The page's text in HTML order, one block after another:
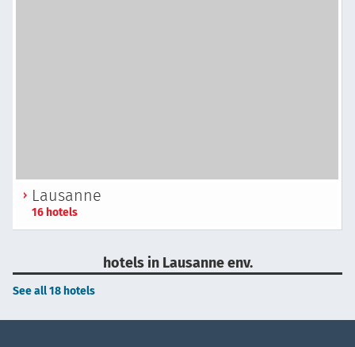
Lausanne
16 hotels
hotels in Lausanne env.
See all 18 hotels